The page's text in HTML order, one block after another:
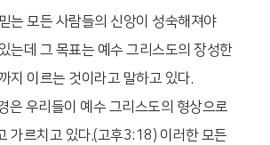
는 모든 사람들의 신앙이 성숙해져야
는데 그 목표는 예수 그리스도의 장성한
지 이르는 것이라고 말하고 있다.
은 우리들이 예수 그리스도의 형상으로
가르치고 있다.(고후3:18) 이러한 모든